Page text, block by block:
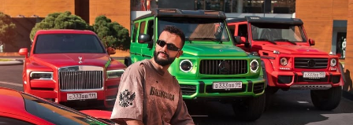
В мае 2025 года МВД РФ объявило в
международный розыскблогера Гусейна Гасанова.
В его отношении возбудили уголовное дело о
неуплате налогов и легализации преступных
Фото: База розыска МВД РФ